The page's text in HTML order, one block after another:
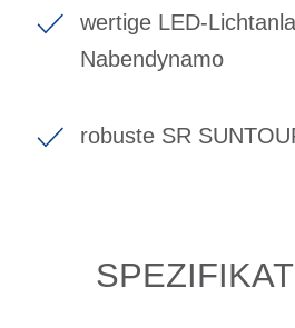
wertige LED-
Nabendynamo
robuste SR